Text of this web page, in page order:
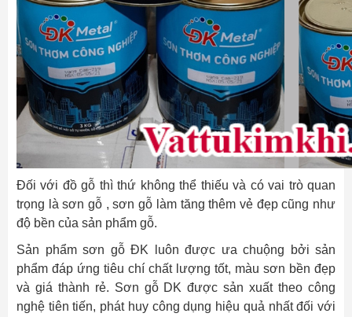
Đối với đồ gỗ thì thứ không thể thiếu và có vai trò quan
trọng là sơn gỗ , sơn gỗ làm tăng thêm vẻ đẹp cũng như
độ bền của sản phẩm gỗ.
Sản phẩm sơn gỗ ĐK luôn được ưa chuộng bởi sản
phẩm đáp ứng tiêu chí chất lượng tốt, màu sơn bền đẹp
và giá thành rẻ. Sơn gỗ DK được sản xuất theo công
nghệ tiên tiến, phát huy công dụng hiệu quả nhất đối với